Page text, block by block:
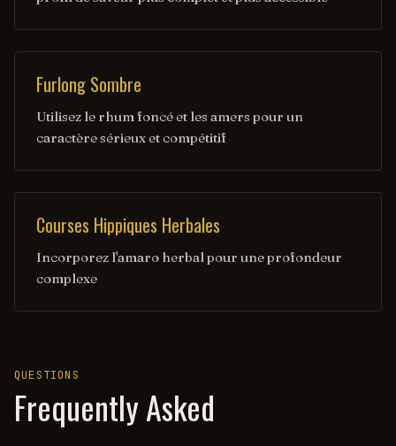
Furlong Sombre
Utilisez le rhum foncé et les amers pour un
caractère sérieux et compétitif
Courses Hippiques Herbales
Incorporez l'amaro herbal pour une profondeur
complexe
QUESTIONS
Frequently Asked